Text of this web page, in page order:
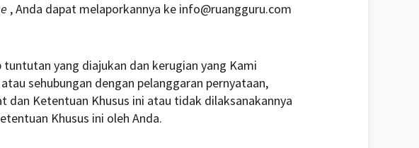
, Anda dapat melaporkannya ke info@ruangguru.com
yang diajukan dan kerugian yang Kami
sehubungan dengan pelanggaran pernyataan,
Ketentuan Khusus ini atau tidak dilaksanakannya
Khusus ini oleh Anda.